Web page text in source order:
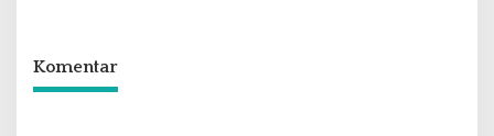
Komentar